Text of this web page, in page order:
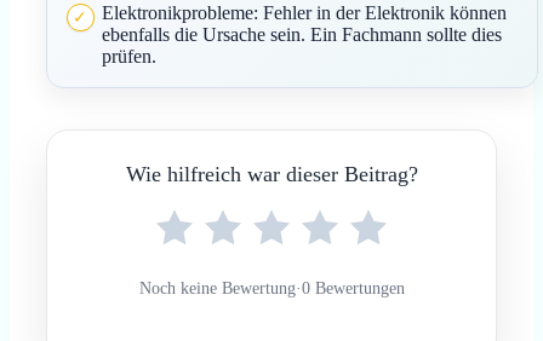
Elektronikprobleme: Fehler in der Elektronik können
ebenfalls die Ursache sein. Ein Fachmann sollte dies
prüfen.
Wie hilfreich war dieser Beitrag?
Noch keine Bewertung·0 Bewertungen